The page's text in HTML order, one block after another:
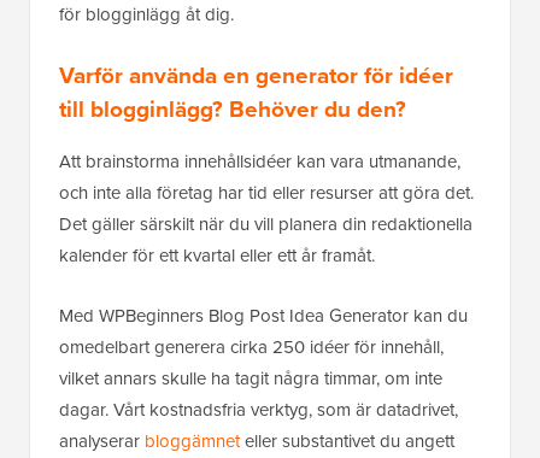
för blogginlägg åt dig.
Varför använda en generator för idéer
till blogginlägg? Behöver du den?
Att brainstorma innehållsidéer kan vara utmanande,
och inte alla företag har tid eller resurser att göra det.
Det gäller särskilt när du vill planera din redaktionella
kalender för ett kvartal eller ett år framåt.
Med WPBeginners Blog Post Idea Generator kan du
omedelbart generera cirka 250 idéer för innehåll,
vilket annars skulle ha tagit några timmar, om inte
dagar. Vårt kostnadsfria verktyg, som är datadrivet,
analyserar bloggämneteller substantivet du angett